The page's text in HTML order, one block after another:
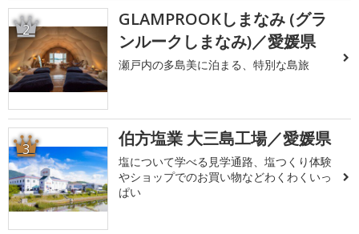
2
GLAMPROOKしまなみ (グラ
ンルークしまなみ)／愛媛県
瀬戸内の多島美に泊まる、特別な島旅
3 伯方塩業 大三島工場／愛媛県
塩について学べる見学通路、塩つくり体験
やショップでのお買い物などわくわくいっ
ぱい